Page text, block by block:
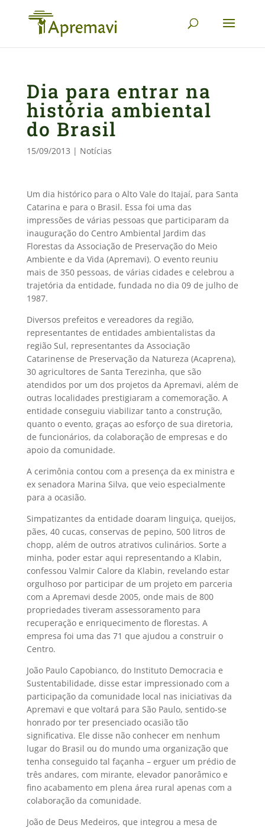
Dia para entrar na
história ambiental
do Brasil
15/09/2013 | Notícias
Um dia histórico para o Alto Vale do Itajaí, para Santa
Catarina e para o Brasil. Essa foi uma das
impressões de várias pessoas que participaram da
inauguração do Centro Ambiental Jardim das
Florestas da Associação de Preservação do Meio
Ambiente e da Vida (Apremavi). O evento reuniu
mais de 350 pessoas, de várias cidades e celebrou a
trajetória da entidade, fundada no dia 09 de julho de
1987.
Diversos prefeitos e vereadores da região,
representantes de entidades ambientalistas da
região Sul, representantes da Associação
Catarinense de Preservação da Natureza (Acaprena),
30 agricultores de Santa Terezinha, que são
atendidos por um dos projetos da Apremavi, além de
outras localidades prestigiaram a comemoração. A
entidade conseguiu viabilizar tanto a construção,
quanto o evento, graças ao esforço de sua diretoria,
de funcionários, da colaboração de empresas e do
apoio da comunidade.
A cerimônia contou com a presença da ex ministra e
ex senadora Marina Silva, que veio especialmente
para a ocasião.
Simpatizantes da entidade doaram linguiça, queijos,
pães, 40 cucas, conservas de pepino, 500 litros de
chopp, além de outros atrativos culinários. Sorte a
minha, poder estar aqui representando a Klabin,
confessou Valmir Calore da Klabin, revelando estar
orgulhoso por participar de um projeto em parceria
com a Apremavi desde 2005, onde mais de 800
propriedades tiveram assessoramento para
recuperação e enriquecimento de florestas. A
empresa foi uma das 71 que ajudou a construir o
Centro.
João Paulo Capobianco, do Instituto Democracia e
Sustentabilidade, disse estar impressionado com a
participação da comunidade local nas iniciativas da
Apremavi e que voltará para São Paulo, sentido-se
honrado por ter presenciado ocasião tão
significativa. Ele disse não conhecer em nenhum
lugar do Brasil ou do mundo uma organização que
tenha conseguido tal façanha – erguer um prédio de
três andares, com mirante, elevador panorâmico e
fino acabamento em plena área rural apenas com a
colaboração da comunidade.
João de Deus Medeiros, que integrou a mesa de